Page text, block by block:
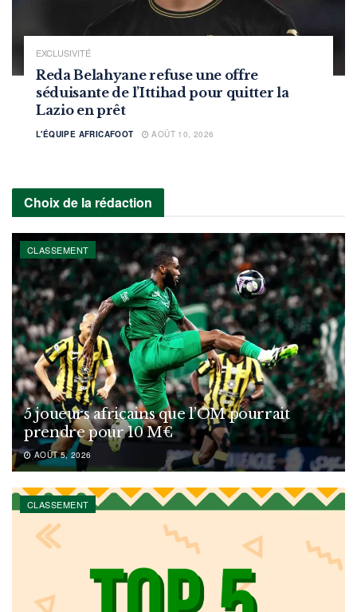
EXCLUSIVITÉ
Reda Belahyane refuse une offre
séduisante de l’Ittihad pour quitter la
Lazio en prêt
L'ÉQUIPE AFRICAFOOT AOÛT 10, 2026
Choix de la rédaction
CLASSEMENT
5 joueurs africains que l’OM pourrait
prendre pour 10 M€
AOÛT 5, 2026
CLASSEMENT